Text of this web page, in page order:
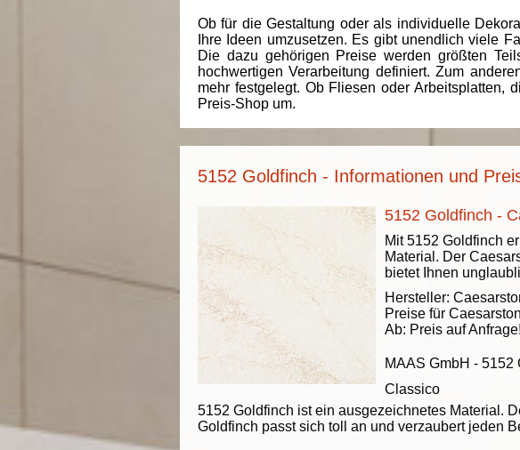
Ob für die Gestaltung oder als individuelle
Ihre Ideen umzusetzen. Es gibt unendlich viele
Die dazu gehörigen Preise werden größten
hochwertigen Verarbeitung definiert. Zum
mehr festgelegt. Ob Fliesen oder Arbeitsplatten,
Preis-Shop um.
5152 Goldfinch - Informationen und
5152 Goldfinch -
Mit 5152 Goldfinch
Material. Der
bietet Ihnen
Hersteller:
Preise für
Ab: Preis auf Anfrage!
MAAS GmbH - 5152
Classico
5152 Goldfinch ist ein ausgezeichnetes Material.
Goldfinch passt sich toll an und verzaubert jeden